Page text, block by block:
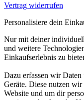
Vertrag widerrufen
Personalisiere dein
Nur mit deiner
und weitere
Einkaufserlebnis zu
Dazu erfassen wir Daten
Geräte. Diese nutzen
Website und um dir